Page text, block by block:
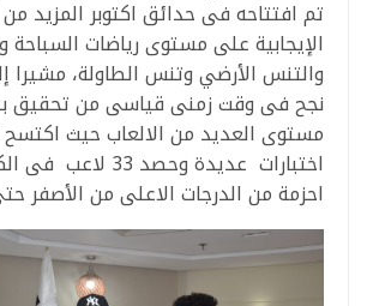
تم افتتاحه فى حدائق اكتوبر المزيد من
الإيجابية على مستوى رياضات السباحة
والتنس الأرضي وتنس الطاولة، مشيرا
نجح فى وقت زمنى قياسى من تحقيق
مستوى العديد من الالعاب حيث اكتسح
اختبارات عديدة وحصد
احزمة من الدرجات الاعلى من الأصفر